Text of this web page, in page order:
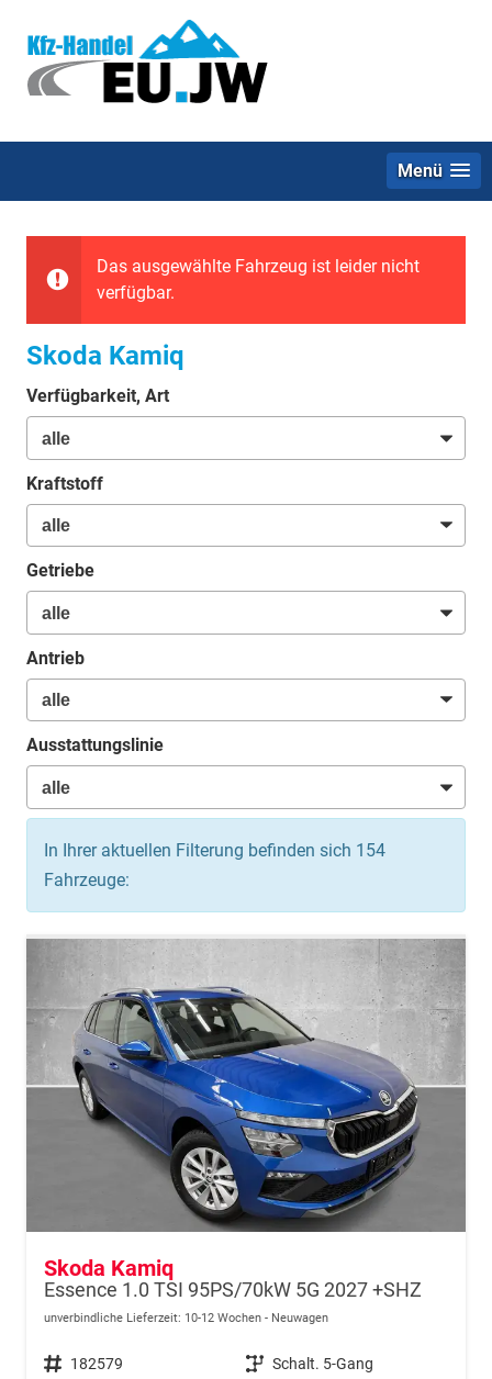
Menü
Das ausgewählte Fahrzeug ist leider nicht
verfügbar.
Skoda Kamiq
Verfügbarkeit, Art
Kraftstoff
Getriebe
Antrieb
Ausstattungslinie
In Ihrer aktuellen Filterung befinden sich 154
Fahrzeuge:
Skoda Kamiq
Essence 1.0 TSI 95PS/70kW 5G 2027 +SHZ
unverbindliche Lieferzeit: 10-12 Wochen Neuwagen
Fahrzeugnr. 182579 Getriebe Schalt. 5-Gang